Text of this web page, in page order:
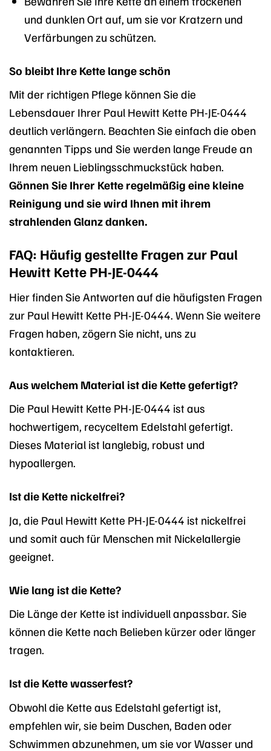
und dunklen Ort auf, um sie vor Kratzern und
Verfärbungen zu schützen.
So bleibt Ihre Kette lange schön
Mit der richtigen Pflege können Sie die
Lebensdauer Ihrer Paul Hewitt Kette PH-JE-0444
deutlich verlängern. Beachten Sie einfach die oben
genannten Tipps und Sie werden lange Freude an
Ihrem neuen Lieblingsschmuckstück haben.
Gönnen Sie Ihrer Kette regelmäßig eine kleine
Reinigung und sie wird Ihnen mit ihrem
strahlenden Glanz danken.
FAQ: Häufig gestellte Fragen zur Paul
Hewitt Kette PH-JE-0444
Hier finden Sie Antworten auf die häufigsten Fragen
zur Paul Hewitt Kette PH-JE-0444. Wenn Sie weitere
Fragen haben, zögern Sie nicht, uns zu
kontaktieren.
Aus welchem Material ist die Kette gefertigt?
Die Paul Hewitt Kette PH-JE-0444 ist aus
hochwertigem, recyceltem Edelstahl gefertigt.
Dieses Material ist langlebig, robust und
hypoallergen.
Ist die Kette nickelfrei?
Ja, die Paul Hewitt Kette PH-JE-0444 ist nickelfrei
und somit auch für Menschen mit Nickelallergie
geeignet.
Wie lang ist die Kette?
Die Länge der Kette ist individuell anpassbar. Sie
können die Kette nach Belieben kürzer oder länger
tragen.
Ist die Kette wasserfest?
Obwohl die Kette aus Edelstahl gefertigt ist,
empfehlen wir, sie beim Duschen, Baden oder
Schwimmen abzunehmen, um sie vor Wasser und